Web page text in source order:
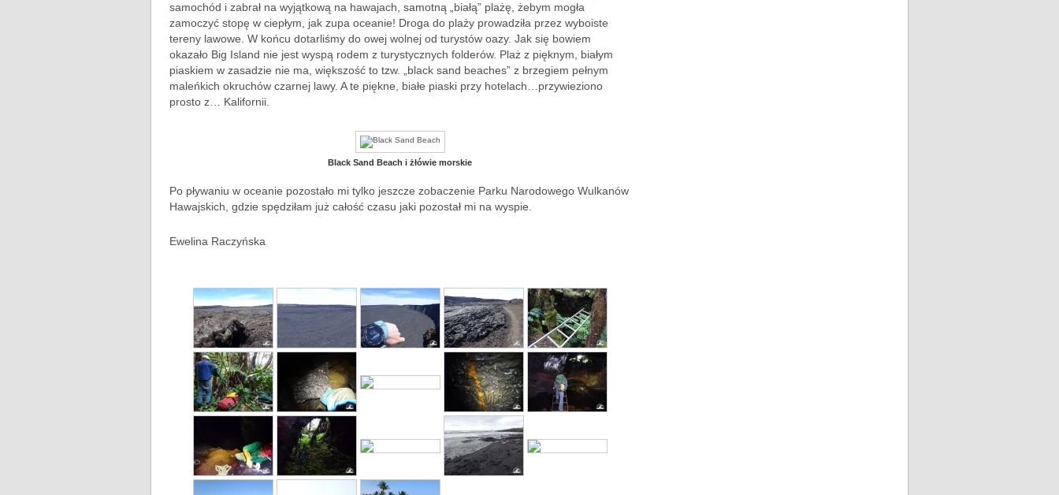
samochód i zabrał na wyjątkową na hawajach, samotną „białą” plażę, żebym mogła
zamoczyć stopę w ciepłym, jak zupa oceanie! Droga do plaży prowadziła przez wyboiste
tereny lawowe. W końcu dotarliśmy do owej wolnej od turystów oazy. Jak się bowiem
okazało Big Island nie jest wyspą rodem z turystycznych folderów. Plaż z pięknym, białym
piaskiem w zasadzie nie ma, większość to tzw. „black sand beaches” z brzegiem pełnym
maleńkich okruchów czarnej lawy. A te piękne, białe piaski przy hotelach…przywieziono
prosto z… Kalifornii.
Black Sand Beach i żłówie morskie
Po pływaniu w oceanie pozostało mi tylko jeszcze zobaczenie Parku Narodowego Wulkanów
Hawajskich, gdzie spędziłam już całość czasu jaki pozostał mi na wyspie.
Ewelina Raczyńska